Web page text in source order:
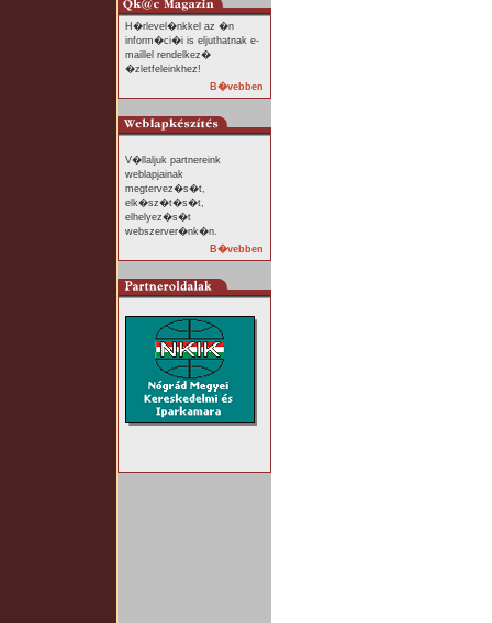
H�rlevel�nkkel az �n
inform�ci�i is eljuthatnak e-
maillel rendelkez�
�zletfeleinkhez!
B�vebben
V�llaljuk partnereink
weblapjainak
megtervez�s�t,
elk�sz�t�s�t,
elhelyez�s�t
webszerver�nk�n.
B�vebben